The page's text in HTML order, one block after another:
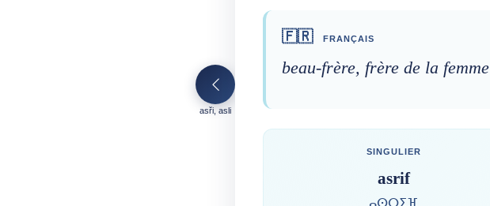
asři, asli
🇫🇷 FRANÇAIS
beau-frère, frère de la femme
SINGULIER
asrif